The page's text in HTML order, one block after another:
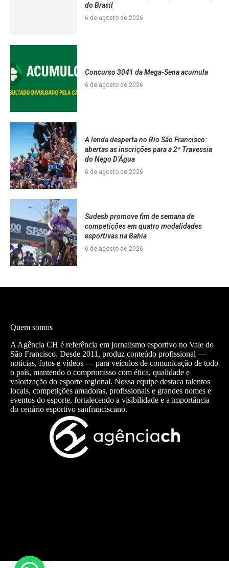
do Brasil
6 de agosto de 2026
Concurso 3041 da Mega-Sena acumula
6 de agosto de 2026
A lenda desperta no Rio São Francisco:
abertas as inscrições para a 2ª Travessia
do Nego D’Água
6 de agosto de 2026
Sudesb promove fim de semana de
competições em quatro modalidades
esportivas na Bahia
6 de agosto de 2026
Quem somos
A Agência CH é referência em jornalismo esportivo no Vale do
São Francisco. Desde 2011, produz conteúdo profissional —
notícias, fotos e vídeos — para veículos de comunicação de todo
o país, mantendo o compromisso com ética, qualidade e
valorização do esporte regional. Nossa equipe destaca talentos
locais, competições amadoras, profissionais e grandes nomes e
eventos do esporte, fortalecendo a visibilidade e a importância
do cenário esportivo sanfranciscano.